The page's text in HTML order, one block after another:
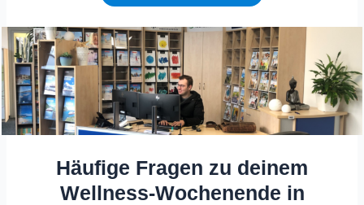
Häufige Fragen zu deinem
Wellness-Wochenende in